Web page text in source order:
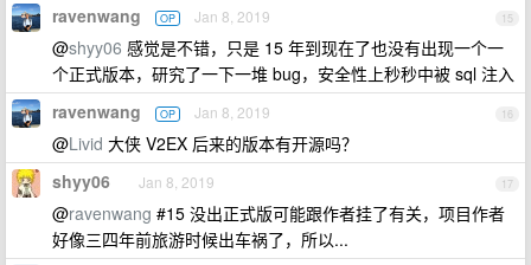
15
ravenwang OP Jan 8, 2019
@shyy06 感觉是不错，只是 15 年到现在了也没有出现一个一
个正式版本，研究了一下一堆 bug，安全性上秒秒中被 sql 注入
16
ravenwang OP Jan 8, 2019
@Livid 大侠 V2EX 后来的版本有开源吗？
17
shyy06 Jan 8, 2019
@ravenwang #15 没出正式版可能跟作者挂了有关，项目作者
好像三四年前旅游时候出车祸了，所以...